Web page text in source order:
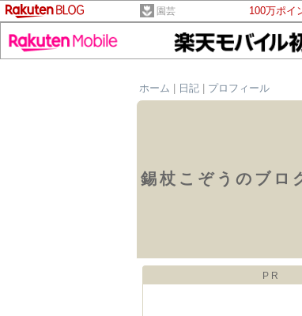
園芸 100万ポイ
ホーム 日記 プロフィール
錫杖こぞうのブロ
PR